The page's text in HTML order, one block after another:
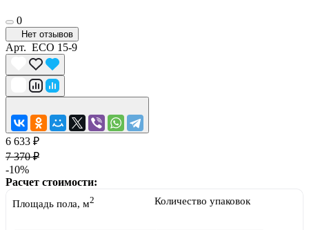
0
Нет отзывов
Арт. ECO 15-9
6 633 ₽
7 370 ₽
-10%
Расчет стоимости:
Площадь пола, м2 Количество упаковок